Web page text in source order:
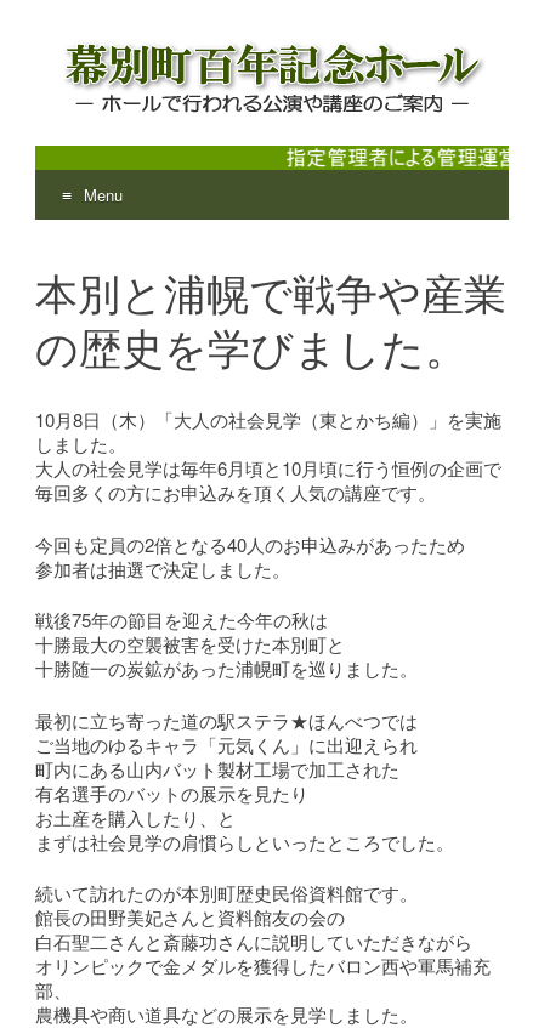
幕別町百年記念ホール
ホールで行われる公演や講座のご案内
Menu
content
本別と浦幌で戦争や産業
の歴史を学びました。
10月8日（木）「大人の社会見学（東とかち編）」を実施
しました。
大人の社会見学は毎年6月頃と10月頃に行う恒例の企画で
毎回多くの方にお申込みを頂く人気の講座です。
今回も定員の2倍となる40人のお申込みがあったため
参加者は抽選で決定しました。
戦後75年の節目を迎えた今年の秋は
十勝最大の空襲被害を受けた本別町と
十勝随一の炭鉱があった浦幌町を巡りました。
最初に立ち寄った道の駅ステラ★ほんべつでは
ご当地のゆるキャラ「元気くん」に出迎えられ
町内にある山内バット製材工場で加工された
有名選手のバットの展示を見たり
お土産を購入したり、と
まずは社会見学の肩慣らしといったところでした。
続いて訪れたのが本別町歴史民俗資料館です。
館長の田野美妃さんと資料館友の会の
白石聖二さんと斎藤功さんに説明していただきながら
オリンピックで金メダルを獲得したバロン西や軍馬補充
部、
農機具や商い道具などの展示を見学しました。